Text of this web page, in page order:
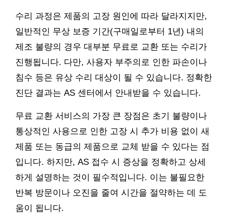
수리 과정은 제품의 고장 원인에 따라 달라지지만,
일반적인 무상 보증 기간(구매일로부터 1년) 내의
제조 불량의 경우 대부분 무료로 교환 또는 수리가
진행됩니다. 다만, 사용자 부주의로 인한 파손이나
침수 등은 유상 수리 대상이 될 수 있습니다. 정확한
진단 결과는 AS 센터에서 안내받을 수 있습니다.
무료 교환 서비스의 가장 큰 장점은 초기 불량이나
통상적인 사용으로 인한 고장 시 추가 비용 없이 새
제품 또는 동급의 제품으로 교체 받을 수 있다는 점
입니다. 하지만, AS 접수 시 증상을 정확하고 상세
하게 설명하는 것이 필수적입니다. 이는 불필요한
반복 방문이나 오진을 줄여 시간을 절약하는 데 도
움이 됩니다.